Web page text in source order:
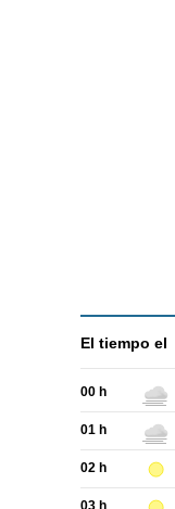
El tiempo el
00 h
01 h
02 h